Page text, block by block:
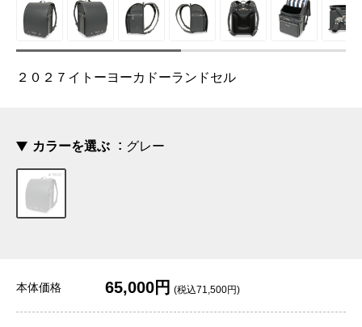
２０２７イトーヨーカドーランドセル
カラーを選ぶ グレー
本体価格 65,000円 (税込71,500円)